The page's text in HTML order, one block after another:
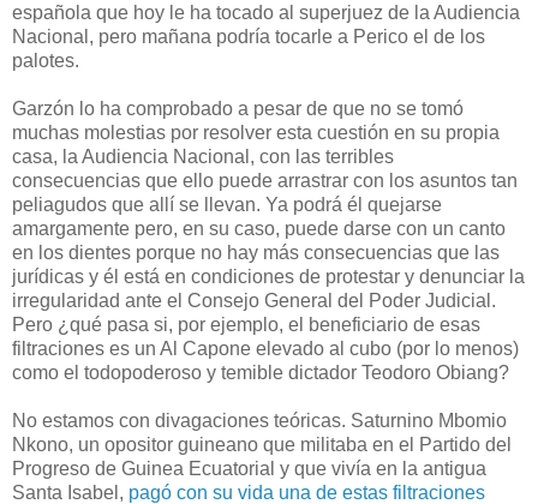
española que hoy le ha tocado al superjuez de la Audiencia
Nacional, pero mañana podría tocarle a Perico el de los
palotes.
Garzón lo ha comprobado a pesar de que no se tomó
muchas molestias por resolver esta cuestión en su propia
casa, la Audiencia Nacional, con las terribles
consecuencias que ello puede arrastrar con los asuntos tan
peliagudos que allí se llevan. Ya podrá él quejarse
amargamente pero, en su caso, puede darse con un canto
en los dientes porque no hay más consecuencias que las
jurídicas y él está en condiciones de protestar y denunciar la
irregularidad ante el Consejo General del Poder Judicial.
Pero ¿qué pasa si, por ejemplo, el beneficiario de esas
filtraciones es un Al Capone elevado al cubo (por lo menos)
como el todopoderoso y temible dictador Teodoro Obiang?
No estamos con divagaciones teóricas. Saturnino Mbomio
Nkono, un opositor guineano que militaba en el Partido del
Progreso de Guinea Ecuatorial y que vivía en la antigua
Santa Isabel, pagó con su vida una de estas filtraciones